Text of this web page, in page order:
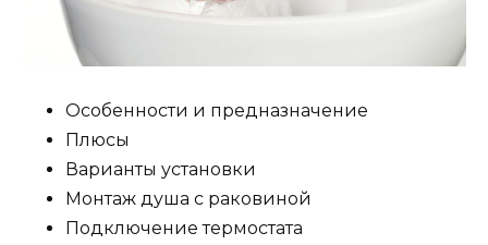
Особенности и предназначение
Плюсы
Варианты установки
Монтаж душа с раковиной
Подключение термостата